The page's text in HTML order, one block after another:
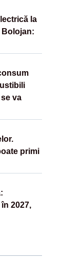
la
va
primi
2027,